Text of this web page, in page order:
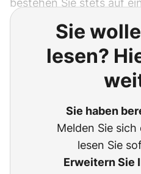
bestehen Sie stets auf
Sie
lesen?
Sie haben
Melden Sie
lesen Sie
Erweitern Sie